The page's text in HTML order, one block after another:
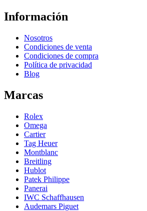
Información
Nosotros
Condiciones de venta
Condiciones de compra
Política de privacidad
Blog
Marcas
Rolex
Omega
Cartier
Tag Heuer
Montblanc
Breitling
Hublot
Patek Philippe
Panerai
IWC Schaffhausen
Audemars Piguet